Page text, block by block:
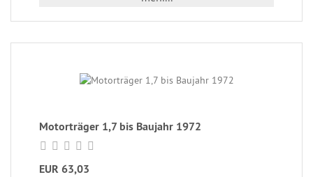
Motorträger 1,7 bis Baujahr 1972
EUR 63,03